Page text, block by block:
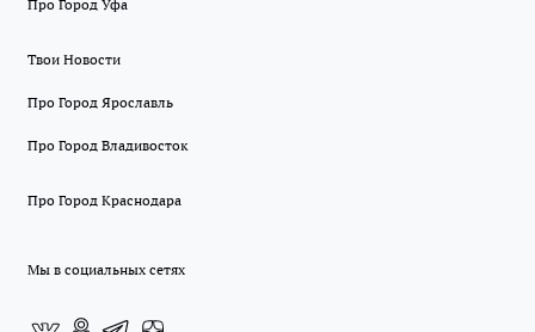
Про Город Уфа
Твои Новости
Про Город Ярославль
Про Город Владивосток
Про Город Краснодара
Мы в социальных сетях